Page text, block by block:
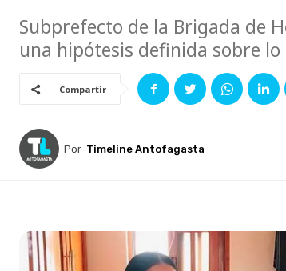
Subprefecto de la Brigada de
una hipótesis definida sobre lo
Compartir
Por Timeline Antofagasta